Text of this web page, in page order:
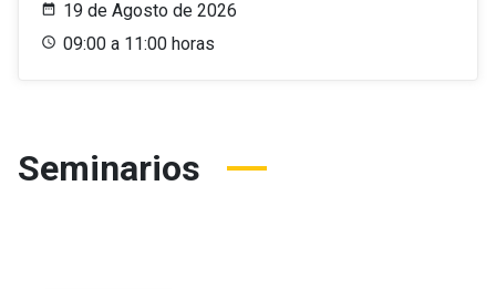
19 de Agosto de 2026
09:00 a 11:00 horas
Seminarios